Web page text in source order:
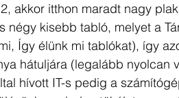
akkor itthon maradt nagy
négy kisebb tabló, melyet a
Így élünk mi tablókat), így
hátuljára (legalább nyolcan
hívott IT-s pedig a